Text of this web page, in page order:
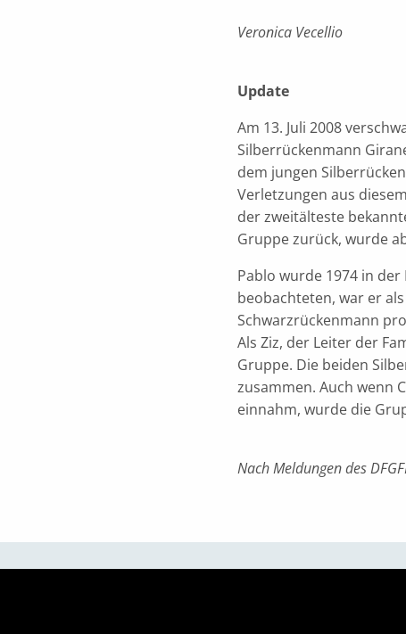
Veronica Vecellio
Update
Am 13. Juli 2008
Silberrückenmann
dem jungen
Verletzungen aus
der zweitälteste
Gruppe zurück, wurde
Pablo wurde 1974 in
beobachteten, war er
Schwarzrückenmann
Als Ziz, der Leiter der
Gruppe. Die beiden
zusammen. Auch wenn
einnahm, wurde die
Nach Meldungen des